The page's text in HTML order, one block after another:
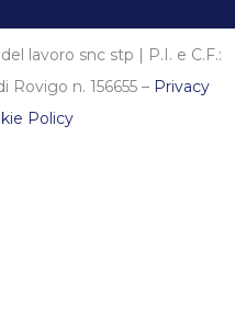
lavoro snc stp | P.I. e C.F.:
Rovigo n. 156655 – Privacy
Policy